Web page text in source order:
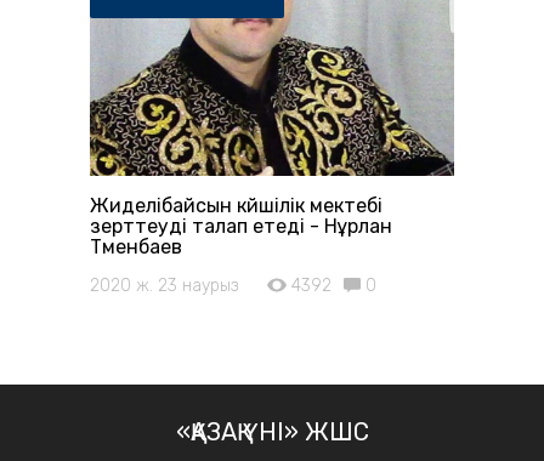
Жиделібайсын күйшілік мектебі
зерттеуді талап етеді - Нұрлан
Түменбаев
2020 ж. 23 наурыз 4392 0
«ҚАЗАҚ ҮНІ» ЖШС